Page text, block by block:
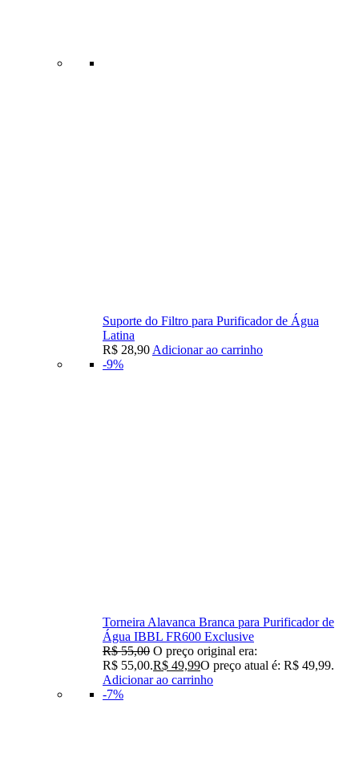
Suporte do Filtro para Purificador de Água
Latina
R$ 28,90 Adicionar ao carrinho
-9%
Torneira Alavanca Branca para Purificador de
Água IBBL FR600 Exclusive
R$55,00 O preço original era:
R$ 55,00.R$ 49,99O preço atual é: R$ 49,99.
Adicionar ao carrinho
-7%